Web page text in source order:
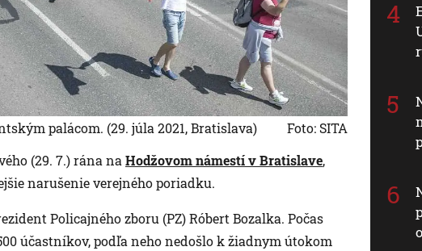
palácom. (29. júla 2021, Bratislava)
Foto: SITA
(29. 7.) rána na Hodžovom námestí v Bratislave,
narušenie verejného poriadku.
Policajného zboru (PZ) Róbert Bozalka. Počas
účastníkov, podľa neho nedošlo k žiadnym útokom